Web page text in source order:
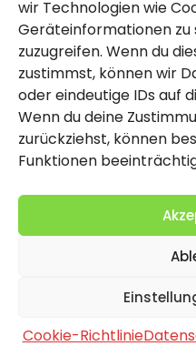
wir Technologien wie
Geräteinformationen
zuzugreifen. Wenn du
zustimmst, können wir
oder eindeutige IDs auf
Wenn du deine
zurückziehst, können
Funktionen
Cookie-Richtlinie
Impressum
Cookie-Richtlinie